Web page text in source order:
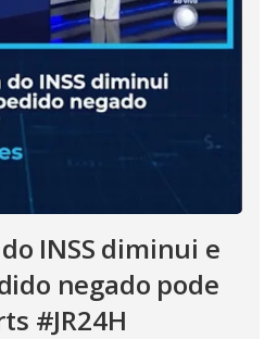
INSS diminui e
negado pode
#JR24H